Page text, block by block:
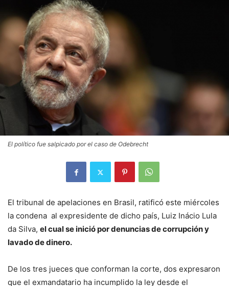
El político fue salpicado por el caso de Odebrecht
El tribunal de apelaciones en Brasil, ratificó este miércoles
la condena al expresidente de dicho país, Luiz Inácio Lula
da Silva, el cual se inició por denuncias de corrupción y
lavado de dinero.
De los tres jueces que conforman la corte, dos expresaron
que el exmandatario ha incumplido la ley desde el